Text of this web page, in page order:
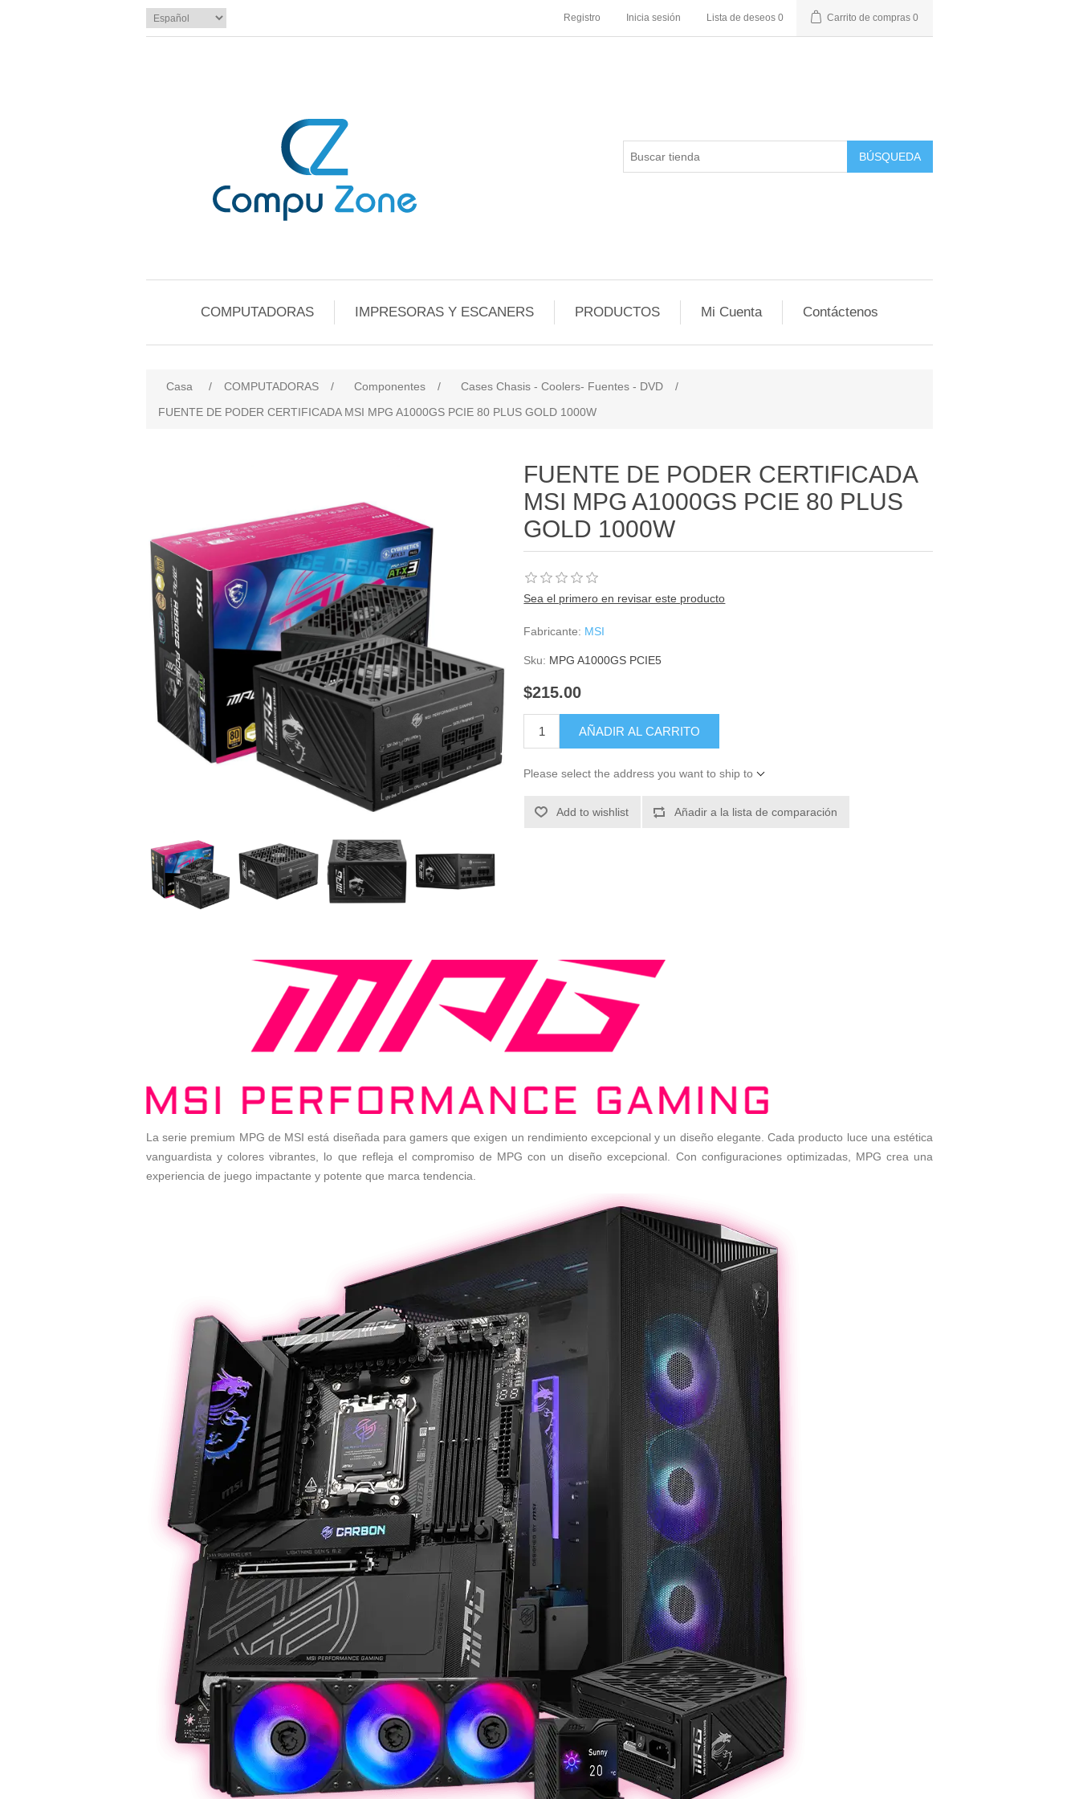
Registro Inicia sesión Lista de deseos 0 Carrito de compras 0
BÚSQUEDA
COMPUTADORAS IMPRESORAS Y ESCANERS PRODUCTOS Mi Cuenta Contáctenos
Casa / COMPUTADORAS / Componentes / Cases Chasis - Coolers- Fuentes - DVD
/
FUENTE DE PODER CERTIFICADA MSI MPG A1000GS PCIE 80 PLUS GOLD 1000W
FUENTE DE PODER CERTIFICADA
MSI MPG A1000GS PCIE 80 PLUS
GOLD 1000W
Sea el primero en revisar este producto
Fabricante: MSI
Sku: MPG A1000GS PCIE5
$215.00
AÑADIR AL CARRITO
Please select the address you want to ship to
Add to wishlist Añadir a la lista de comparación
La serie premium MPG de MSI está diseñada para gamers que exigen un rendimiento excepcional y un diseño elegante. Cada producto luce una estética
vanguardista y colores vibrantes, lo que refleja el compromiso de MPG con un diseño excepcional. Con configuraciones optimizadas, MPG crea una
experiencia de juego impactante y potente que marca tendencia.